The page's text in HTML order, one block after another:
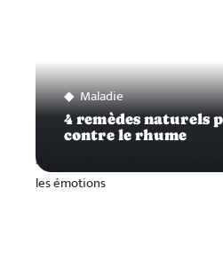
Maladie
4 remèdes naturels
contre le rhume